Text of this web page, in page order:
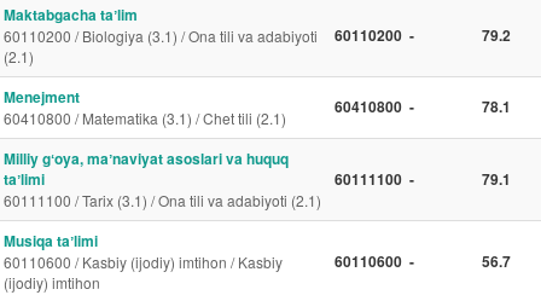
Maktabgacha taʼlim
60110200 / Biologiya (3.1) / Ona tili va adabiyoti
(2.1)
60110200 - 79.2
Menejment
60410800 / Matematika (3.1) / Chet tili (2.1)
60410800 - 78.1
Milliy gʻoya, maʼnaviyat asoslari va huquq
taʼlimi
60111100 / Tarix (3.1) / Ona tili va adabiyoti (2.1)
60111100 - 79.1
Musiqa taʼlimi
60110600 / Kasbiy (ijodiy) imtihon / Kasbiy
(ijodiy) imtihon
60110600 - 56.7